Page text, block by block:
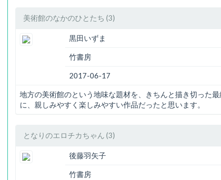
美術館のなかのひとたち (3)
黒田いずま
竹書房
2017-06-17
地方の美術館のという地味な題材を、きちんと描き切った
に、親しみやすく楽しみやすい作品だったと思います。
となりのエロチカちゃん (3)
後藤羽矢子
竹書房